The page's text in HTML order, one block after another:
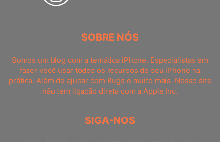
SOBRE NÓS
Somos um blog com a temática iPhone. Especialistas em
fazer você usar todos os recursos do seu iPhone na
prática. Além de ajudar com Bugs e muito mais. Nosso site
não tem ligação direta com a Apple Inc.
SIGA-NOS